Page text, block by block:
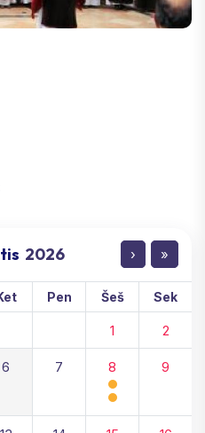
2026 › »
Pen Šeš Sek
1 2
6 7 8 9